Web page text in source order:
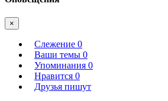
×
Слежение 0
Ваши темы 0
Упоминания 0
Нравится 0
Друзья пишут